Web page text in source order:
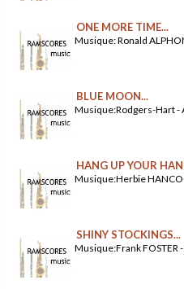
ONE MORE TIME...
Musique: Ronald
BLUE MOON...
Musique:Rodgers-Hart -
HANG UP YOUR
Musique:Herbie
SHINY STOCKINGS...
Musique:Frank FOSTER